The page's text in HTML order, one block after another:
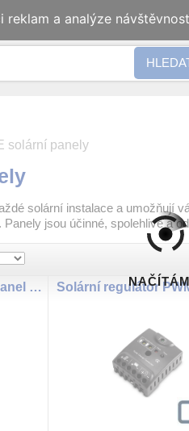
solární panely
solární instalace a umožňují
jsou účinné, spolehlivé a
FY Solar fotovoltaický panel 455Wp monokrystalický stříbrný rám Množství: 1 kus
a analýze